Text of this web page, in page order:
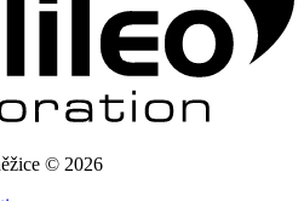
© 2026